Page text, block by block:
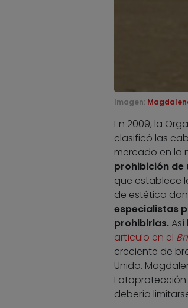
Imagen:
En 2009, la
clasificó las
mercado en la
prohibición de
que establece
de estética
especialistas
prohibirlas.
artículo en el
creciente de
Unido.
Fotoprotección
debería